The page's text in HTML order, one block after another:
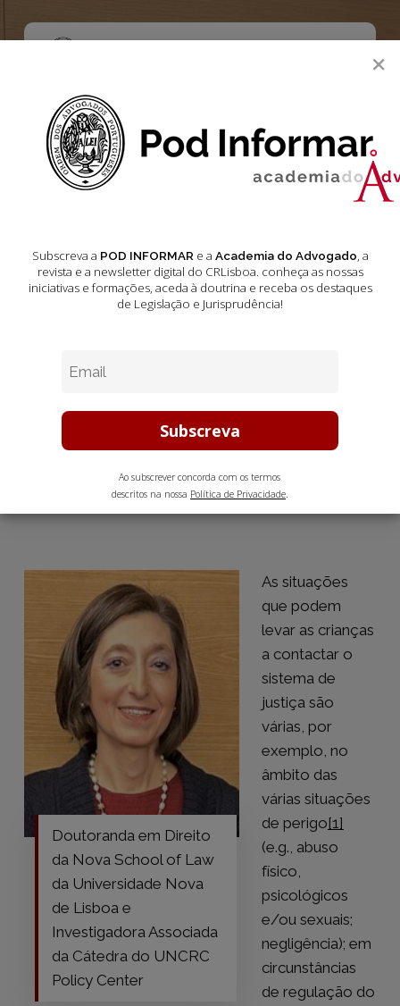
main
Menu
Doutrina
Participação e
Audição das
Crianças nos
Judiciais
Dezembro 29, 2024 10 min leitura estimada
Doutoranda em Direito
da Nova School of Law
da Universidade Nova
de Lisboa e
Investigadora Associada
da Cátedra do UNCRC
Policy Center
As situações
que podem
levar as crianças
a contactar o
sistema de
justiça são
várias, por
exemplo, no
âmbito das
várias situações
de perigo[1]
(e.g., abuso
físico,
psicológicos
e/ou sexuais;
negligência); em
circunstâncias
de regulação do
×
Subscreva a POD INFORMARe a Academia do Advogado, a
revista e a newsletter digital do CRLisboa. conheça as nossas
iniciativas e formações, aceda à doutrina e receba os destaques
de Legislação e Jurisprudência!
Ao subscrever concorda com os termos
descritos na nossa Política de Privacidade.